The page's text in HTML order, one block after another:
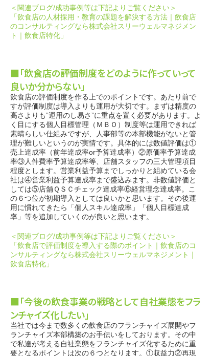
＜関連ブログ/成功事例等は下記よりご覧ください＞
「飲食店の人材採用・教育の課題を解決する方法｜飲食店
のコンサルティングなら株式会社スリーウェルマネジメン
ト｜飲食店特化」
■「飲食店の評価制度をどのように作っていって
良いか分からない」
飲食店の評価制度を作る上でのポイントです。あたり前で
すが評価制度は導入よりも運用が大切です。まずは精度の
高さよりも”運用のし易さ”に重点を置く必要があります。よ
く目にする個人目標管理（ＭＢＯ）制度等は運用できれば
素晴らしい仕組みですが、人事部等の本部機能がないと管
理が難しいというのが実情です。具体的には数値評価は①
売上達成率（前年達成率or予算達成率）②原価率予算達成
率③人件費率予算達成率等、店舗スタッフの三大管理項目
程度とします。営業利益予算までしっかりと組めている会
社は④営業利益予算達成率まで盛込みます。非数値評価と
しては⑤店舗ＱＳＣチェック達成率⑥経営理念達成率。こ
の６つ位が初期導入としては良いかと思います。その後運
用に慣れてきたら「個人スキル達成率」「個人目標達成
率」等を追加していくのが良いと思います。
＜関連ブログ/成功事例等は下記よりご覧ください＞
「飲食店で評価制度を導入する際のポイント｜飲食店のコ
ンサルティングなら株式会社スリーウェルマネジメント｜
飲食店特化」
■「今後の飲食事業の戦略として自社業態をフラ
ンチャイズ化したい」
当社では今まで数多くの飲食店のフランチャイズ展開やフ
ランチャイズ本部構築のお手伝いをしております。その中
で私達が考える自社業態をフランチャイズ化するために重
要となるポイントは次の６つとなります。①収益力②再現